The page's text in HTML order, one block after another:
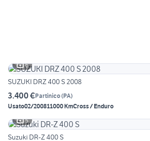
6
SUZUKI DRZ 400 S 2008
3.400 €Partinico(PA)
Usato02/200811000 KmCross / Enduro
5
Suzuki DR-Z 400 S